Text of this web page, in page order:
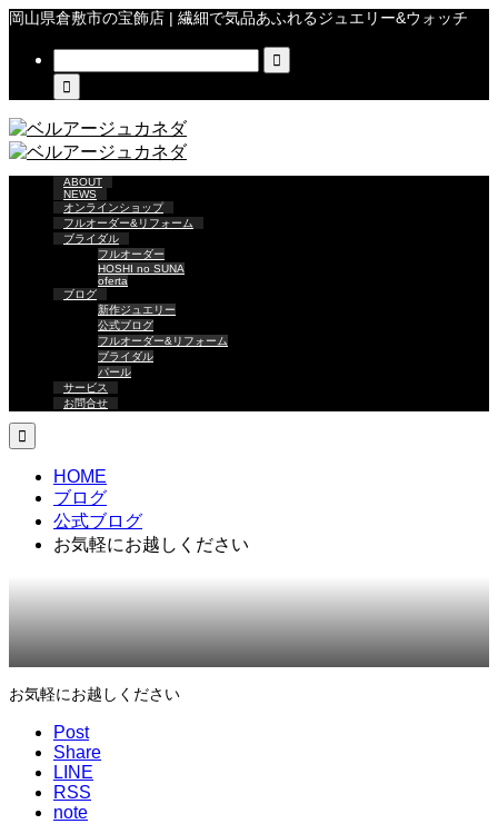
岡山県倉敷市の宝飾店 | 繊細で気品あふれるジュエリー&ウォッチ


ABOUT
NEWS
オンラインショップ
フルオーダー&リフォーム
ブライダル
フルオーダー
HOSHI no SUNA
oferta
ブログ
新作ジュエリー
公式ブログ
フルオーダー&リフォーム
ブライダル
パール
サービス
お問合せ

HOME
ブログ
公式ブログ
お気軽にお越しください
お気軽にお越しください
Post
Share
LINE
RSS
note